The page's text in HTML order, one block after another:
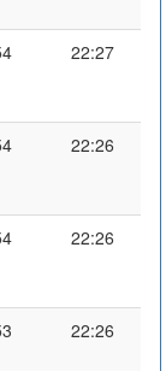
22:27
22:26
22:26
22:26